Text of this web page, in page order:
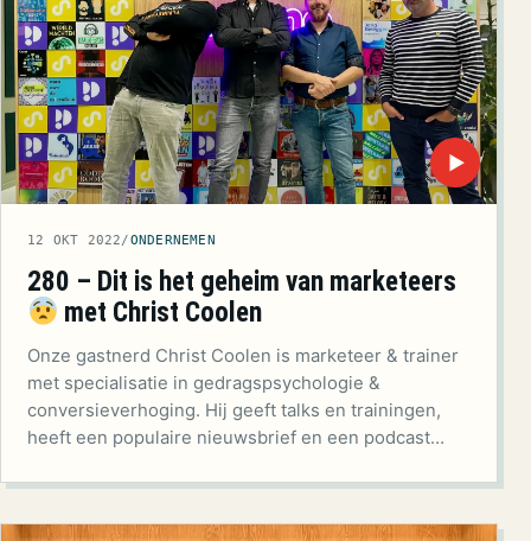
▶
12 OKT 2022/ONDERNEMEN
280 – Dit is het geheim van marketeers
met Christ Coolen
Onze gastnerd Christ Coolen is marketeer & trainer
met specialisatie in gedragspsychologie &
conversieverhoging. Hij geeft talks en trainingen,
heeft een populaire nieuwsbrief en een podcast…